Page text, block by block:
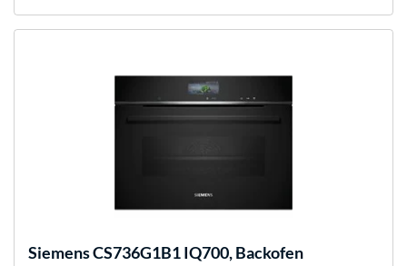
SiemensCS736G1B1 IQ700, Backofen